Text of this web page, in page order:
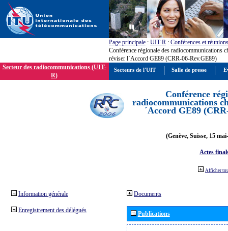
Page principale : UIT-R : Conférences et réunions
Conférence régionale des radiocommunications
réviser l´Accord GE89 (CRR-06-Rev.GE89)
Secteur des radiocommunications (UIT-
R)
Conférence
radiocommunications
´Accord GE89
(Genève, Suisse, 15
Actes
Afficher
Information générale
Enregistrement des délégués
Documents
Publications
Secteurs de l'UIT Salle de presse